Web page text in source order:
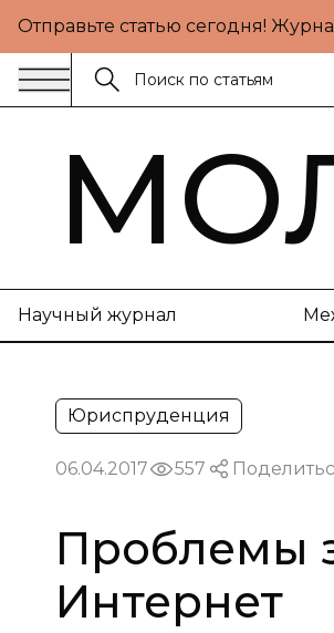
Отправьте статью сегодня!
Научный журнал
Юриспруденция
06.04.2017 557
Проблемы
Интернет